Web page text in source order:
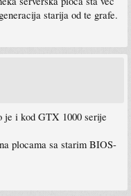
starija od te grafe.
je i kod GTX 1000 serije
plocama sa starim BIOS-